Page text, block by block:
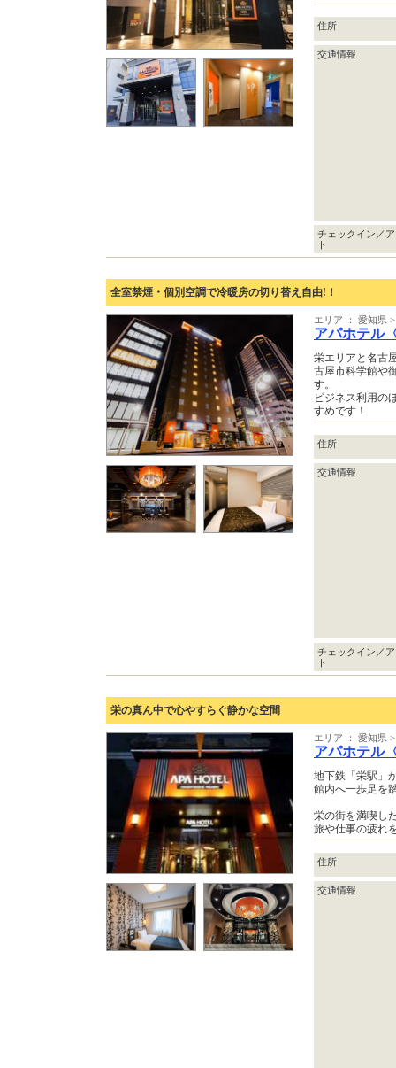
住所
交通情報
チェックイン／
ト
全室禁煙・個別空調で冷暖房の切り替え自由!！
エリア ： 愛知県
アパホテル
栄エリアと名古
古屋市科学館や
す。
ビジネス利用の
すめです！
住所
交通情報
チェックイン／
ト
栄の真ん中で心やすらぐ静かな空間
エリア ： 愛知県
アパホテル
地下鉄「栄駅」
館内へ一歩足を
栄の街を満喫し
旅や仕事の疲れ
住所
交通情報